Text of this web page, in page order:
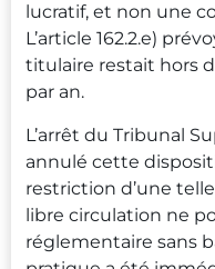
lucratif, et non une
L’article 162.2.e)
titulaire restait hors
par an.
L’arrêt du Tribunal
annulé cette
restriction d’une
libre circulation ne
réglementaire sans